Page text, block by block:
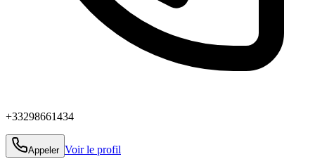
+33298661434
Appeler Voir le profil